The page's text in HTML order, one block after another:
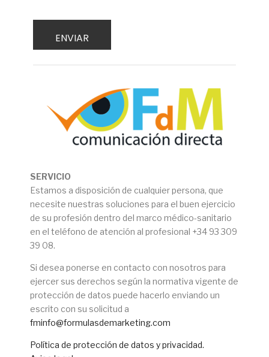
SERVICIO
Estamos a disposición de cualquier persona, que
necesite nuestras soluciones para el buen ejercicio
de su profesión dentro del marco médico-sanitario
en el teléfono de atención al profesional +34 93 309
39 08.
Si desea ponerse en contacto con nosotros para
ejercer sus derechos según la normativa vigente de
protección de datos puede hacerlo enviando un
escrito con su solicitud a
fminfo@formulasdemarketing.com
Política de protección de datos y privacidad.